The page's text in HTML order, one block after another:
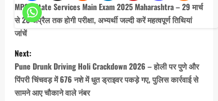
o
s
t
n
a
v
MPSC State Services Main Exam 2025 Maharashtra – 29 मार्च
से 26 अप्रैल तक होगी परीक्षा, अभ्यर्थी जल्दी करें महत्वपूर्ण तिथियां
जांचें
Next:
Pune Drunk Driving Holi Crackdown 2026 – होली पर पुणे और
पिंपरी चिंचवड़ में 676 नशे में धुत ड्राइवर पकड़े गए, पुलिस कार्रवाई से
सामने आए चौकाने वाले नंबर